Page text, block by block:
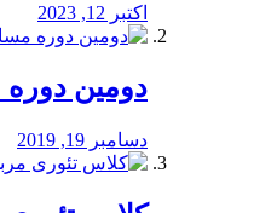
اکتبر 12, 2023
دومین دوره
دسامبر 19, 2019